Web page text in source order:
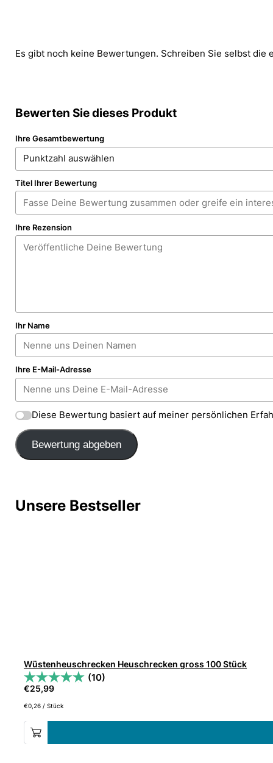
Es gibt noch keine Bewertungen. Schreiben Sie selbst die
Bewerten Sie dieses Produkt
Ihre Gesamtbewertung
Titel Ihrer Bewertung
Ihre Rezension
Ihr Name
Ihre E-Mail-Adresse
Diese Bewertung basiert auf meiner persönlichen
Bewertung abgeben
Unsere Bestseller
Wüstenheuschrecken Heuschrecken gross 100 Stück
(10)
€25,99
€0,26 /Stück